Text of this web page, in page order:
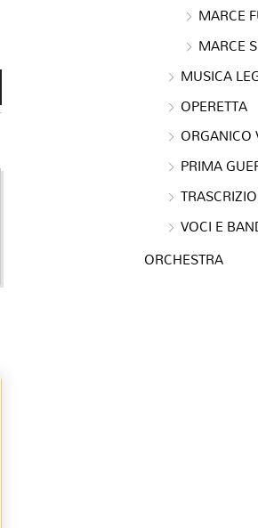
MARCE
MARCE
MUSICA
OPERETTA
ORGANICO
PRIMA
VOCI E
ORCHESTRA